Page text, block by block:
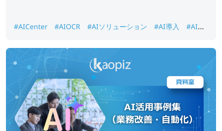
#AICenter #AIOCR #AIソリューション #AI導入
#AI画